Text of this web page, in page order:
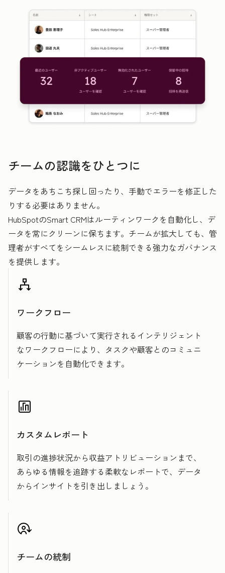
チームの認識をひとつに
データをあちこち探し回ったり、手動でエラーを修正した
りする必要はありません。
HubSpotのSmart CRMはルーティンワークを自動化し、デ
ータを常にクリーンに保ちます。チームが拡大しても、管
理者がすべてをシームレスに統制できる強力なガバナンス
を提供します。
ワークフロー
顧客の行動に基づいて実行されるインテリジェント
なワークフローにより、タスクや顧客とのコミュニ
ケーションを自動化できます。
カスタムレポート
取引の進捗状況から収益アトリビューションまで、
あらゆる情報を追跡する柔軟なレポートで、データ
からインサイトを引き出しましょう。
チームの統制